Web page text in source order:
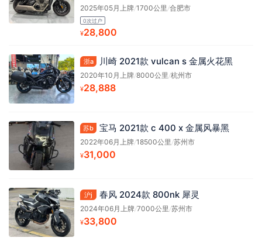
2025年05月上牌/1700公里 /合肥市
0次过户
¥28,800
浙a 川崎 2021款 vulcan s 金属火花黑
2020年10月上牌/8000公里 /杭州市
¥28,888
苏b 宝马 2021款 c 400 x 金属风暴黑
2022年06月上牌/18500公里 /苏州市
¥31,000
沪j 春风 2024款 800nk 犀灵
2024年06月上牌/7000公里 /苏州市
¥33,800